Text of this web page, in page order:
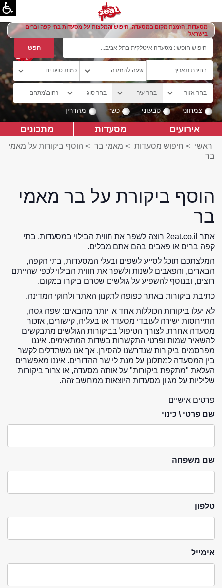
מסעדות, הזמנת מקום במסעדה, חיפוש והמלצות על מסעדות בתי קפה וברים
בישראל
צמחוני טבעוני כשר מהדרין
אירועים מסעדות מתכונים
ראשי > חיפוש מסעדות > מאמי בר > הוסף ביקורות על מאמי
בר
הוסף ביקורת על בר מאמי
בר
אתר 2eat.co.il רוצה לשפר את חווית הבילוי במסעדות, בתי
קפה ברים או פאבים בהם אתם מבלים.
המלצתכם תוכל לסייע לשפים ובעלי המסעדות, בתי הקפה,
הבארים, והפאבים לשנות ולשפר את חווית הבילוי לכפי שהייתם
רוצים, ובנוסף להשפיע על גולשים שטרם ביקרו במקום.
כתיבת ביקורות באתר כפופה לתקנון האתר ולחוקי המדינה.
לא יעלו ביקורות הכוללות אחד או יותר מהבאים: שפה גסה,
התייחסות ישירה לעובדי מסעדה או בעליה, קישורים, אזכור
מסעדה אחרת. לצורך הטיפול בביקורות הגולשים מתבקשים
להשאיר שמות ופרטי התקשרות בשדות המתאימים. איננו
מפרסמים ביקורות שנדרשנו להסירן, אך אנו משתדלים לקשר
בין המסעדה למתלונן על מנת ליישר ההדורים. איננו מאפשרים
העלאת "מתקפת ביקורות" על אותה מסעדה, או צרור ביקורות
שליליות על מגוון מסעדות היוצאות ממחשב זהה.
פרטים אישיים
שם פרטי \ כינוי
שם משפחה
טלפון
אימייל